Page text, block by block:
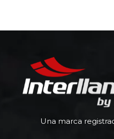
Una marca